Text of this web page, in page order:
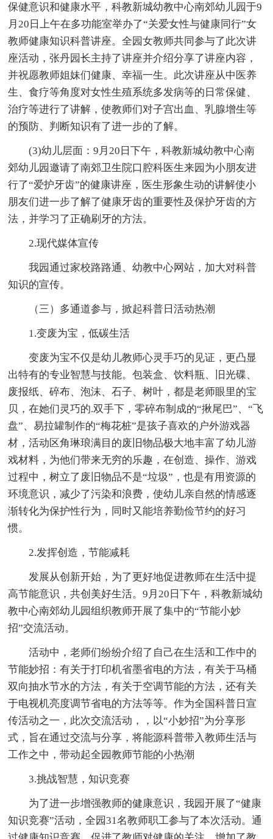
保健意识和健康水平，科教新城幼教中心南郊幼儿园于9
月20日上午在多功能室举办了“关爱女性与健康同行”女
教师健康知识科普讲座。全园女教师共同参与了此次讲
座活动，张丹园长主持了讲座并介绍分享了讲座内容，
并祝愿教师姐妹们健康、幸福一生。此次讲座从中医养
生、食疗等角度对女性生殖系统多发病等的日常保健、
治疗等进行了讲解，使教师们对子宫出血、乳腺增生等
的预防、判断知识有了进一步的了解。
(3)幼儿层面：9月20日下午，科教新城幼教中心南
郊幼儿园邀请了南郊卫生院口腔科医生来园为小朋友进
行了“爱护牙齿”的健康讲座，医生形象生动的讲解使小
朋友们进一步了解了健康牙齿的重要性及保护牙齿的方
法，并学习了正确刷牙的方法。
2.现代媒体宣传
我园通过家校路路通、幼教中心网站，加大对科普
知识的宣传。
（三）多通道参与，掀起科普日活动热潮
1.变废为宝，低碳生活
变废为宝不仅是幼儿教师心灵手巧的见证，更凸显
出特有的专业智慧与技能。包装盒、饮料瓶、旧光碟、
废报纸、碎布、泡沫、石子、树叶，都是老师眼里的宝
贝，在她们灵巧的.双手下，零碎布制成的“揪尾巴”、“飞
盘”、易拉罐制作的“梅花桩”是孩子喜欢的户外游戏器
材，活动区角琳琅满目的废旧物品极大地丰富了幼儿游
戏材料，为他们带来无穷的乐趣，在创造、操作、游戏
过程中，树立了废旧物品不是“垃圾”，也是有用资源的
环境意识，减少了污染和浪费，使幼儿亲自然的情感逐
渐转化为保护性行为，同时又能培养勤俭节约的好习
惯。
2.发挥创造，节能减耗
发展从创新开始，为了更好地促进教师在生活中提
高节能意识，共创美好生活。9月20日下午，科教新城幼
教中心南郊幼儿园组织教师开展了集中的“节能小妙
招”交流活动。
活动中，老师们纷纷介绍了自己在生活和工作中的
节能妙招：有关于打印机省墨省电的方法，有关于马桶
双向抽水节水的方法，有关于空调节能的方法，还有关
于电视机亮度调节省电的方法等等。作为全国科普日宣
传活动之一，此次交流活动，，以“小妙招”为分享形
式，旨在通过交流与分享，将能源科普带入教师生活与
工作之中，带动起全园教师节能的小热潮
3.挑战智慧，知识竞赛
为了进一步增强教师的健康意识，我园开展了“健康
知识竞赛”活动，全园31名教师职工参与了本次活动。通